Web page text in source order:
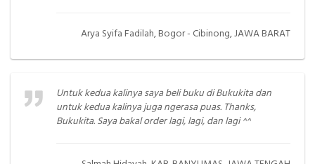
Arya Syifa Fadilah, Bogor - Cibinong, JAWA BARAT
Untuk kedua kalinya saya beli buku di Bukukita dan
untuk kedua kalinya juga ngerasa puas. Thanks,
Bukukita. Saya bakal order lagi, lagi, dan lagi ^^